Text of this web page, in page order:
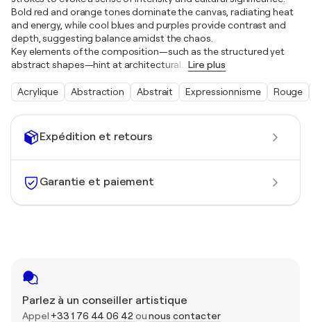
Expédition et retours
Garantie et paiement
Parlez à un conseiller artistique
Appel +33 1 76 44 06 42 ounous contacter
Bold red and orange tones dominate the canvas, radiating heat
and energy, while cool blues and purples provide contrast and
depth, suggesting balance amidst the chaos.
Key elements of the composition—such as the structured yet
abstract shapes—hint at architectural
Lire plus
Acrylique Abstraction Abstrait Expressionnisme Rouge